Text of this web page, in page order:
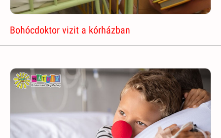
Bohócdoktor vizit a kórházban